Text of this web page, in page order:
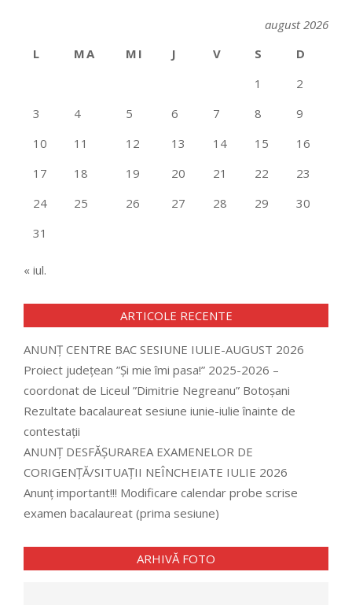
august 2026
L
MA MI J V S
D
1
2
3
4 5 6 7 8
9
10
11 12 13 14 15
16
17
18 19 20 21 22
23
24
25 26 27 28 29
30
31
« iul.
ARTICOLE RECENTE
ANUNȚ CENTRE BAC SESIUNE IULIE-AUGUST 2026
Proiect județean ”Și mie îmi pasa!” 2025-2026 –
coordonat de Liceul ”Dimitrie Negreanu” Botoșani
Rezultate bacalaureat sesiune iunie-iulie înainte de
contestații
ANUNȚ DESFĂȘURAREA EXAMENELOR DE
CORIGENȚĂ/SITUAȚII NEÎNCHEIATE IULIE 2026
Anunț important!!! Modificare calendar probe scrise
examen bacalaureat (prima sesiune)
ARHIVĂ FOTO